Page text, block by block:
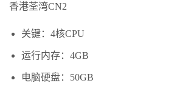
香港荃湾CN2
关键：4核CPU
运行内存：4GB
电脑硬盘：50GB